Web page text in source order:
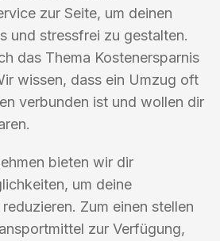
zur Seite, um deinen
und stressfrei zu gestalten.
das Thema Kostenersparnis
wissen, dass ein Umzug oft
verbunden ist und wollen dir
bieten wir dir
um deine
reduzieren. Zum einen stellen
zur Verfügung,